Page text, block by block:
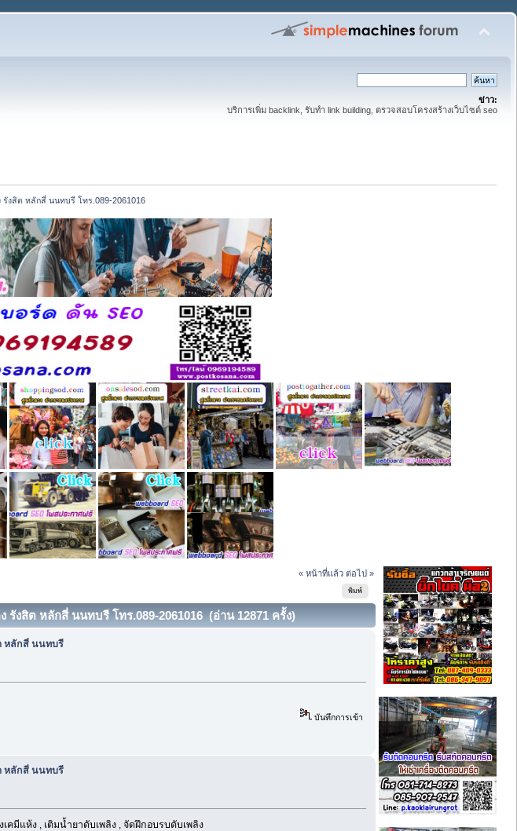
ข่าว:
บริการเพิ่ม backlink, รับทำ link building, ตรวจสอบโครงสร้างเว็บไซต์ seo
รังสิต หลักสี่ นนทบรี โทร.089-2061016
« หน้าที่แล้ว ต่อไป »
พิมพ์
รังสิต หลักสี่ นนทบรี โทร.089-2061016 (อ่าน 12871 ครั้ง)
หลักสี่ นนทบรี
บันทึกการเข้า
หลักสี่ นนทบรี
คมีแห้ง , เติมน้ำยาดับเพลิง , จัดฝึกอบรบดับเพลิง